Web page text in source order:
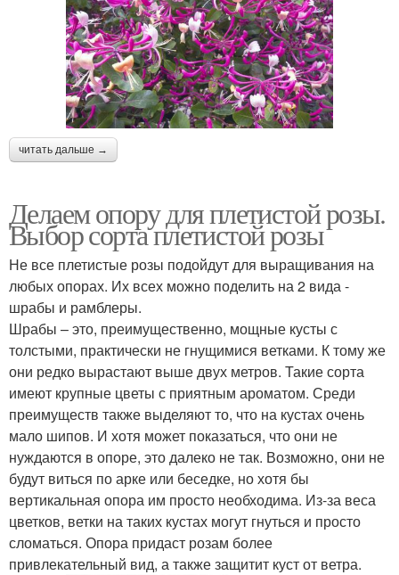
читать дальше →
Делаем опору для плетистой розы.
Выбор сорта плетистой розы
Не все плетистые розы подойдут для выращивания на
любых опорах. Их всех можно поделить на 2 вида -
шрабы и рамблеры.
Шрабы – это, преимущественно, мощные кусты с
толстыми, практически не гнущимися ветками. К тому же
они редко вырастают выше двух метров. Такие сорта
имеют крупные цветы с приятным ароматом. Среди
преимуществ также выделяют то, что на кустах очень
мало шипов. И хотя может показаться, что они не
нуждаются в опоре, это далеко не так. Возможно, они не
будут виться по арке или беседке, но хотя бы
вертикальная опора им просто необходима. Из-за веса
цветков, ветки на таких кустах могут гнуться и просто
сломаться. Опора придаст розам более
привлекательный вид, а также защитит куст от ветра.